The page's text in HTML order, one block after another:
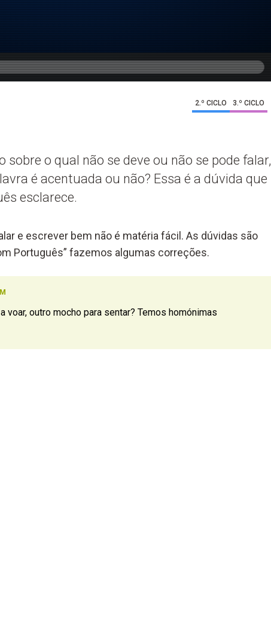
2.º CICLO 3.º CICLO
o qual não se deve ou não se pode falar,
é acentuada ou não? Essa é a dúvida que
esclarece.
e escrever bem não é matéria fácil. As dúvidas são
Português” fazemos algumas correções.
voar, outro mocho para sentar? Temos homónimas